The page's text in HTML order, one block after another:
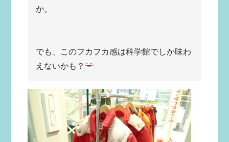
か。
でも、このフカフカ感は科学館でしか味わ
えないかも？